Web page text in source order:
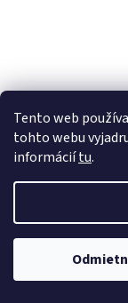
Tento web
tohto webu
informáciítu.